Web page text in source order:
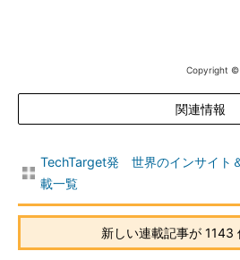
Copyright ©
関連情報
TechTarget発 世界のインサイト
載一覧
新しい連載記事が 1143